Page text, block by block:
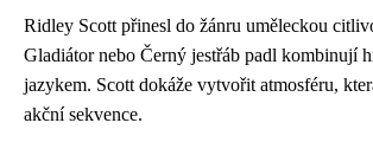
Ridley Scott přinesl do žánru uměleckou
Gladiátor nebo Černý jestřáb padl kombinují
jazykem. Scott dokáže vytvořit atmosféru,
akční sekvence.